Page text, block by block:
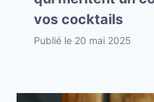
vos cocktails
Publié le 20 mai 2025